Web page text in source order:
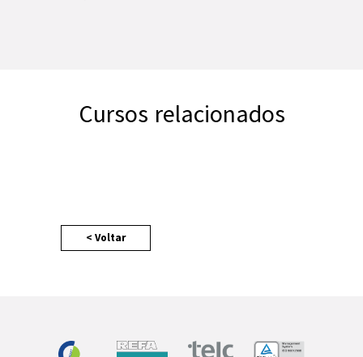
Cursos relacionados
< Voltar